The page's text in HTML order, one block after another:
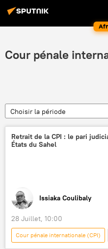
Cour pénale
Choisir la période
Retrait de la CPI : le pari
États du Sahel
Issiaka Coulibaly
28 Juillet, 10:00
Cour pénale internationale (CPI)